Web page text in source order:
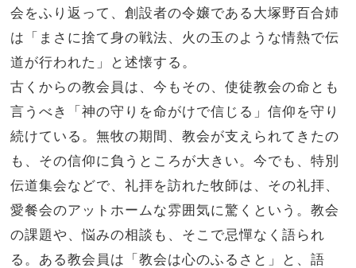
会をふり返って、創設者の令嬢である大塚野百合姉
は「まさに捨て身の戦法、火の玉のような情熱で伝
道が行われた」と述懐する。
古くからの教会員は、今もその、使徒教会の命とも
言うべき「神の守りを命がけで信じる」信仰を守り
続けている。無牧の期間、教会が支えられてきたの
も、その信仰に負うところが大きい。今でも、特別
伝道集会などで、礼拝を訪れた牧師は、その礼拝、
愛餐会のアットホームな雰囲気に驚くという。教会
の課題や、悩みの相談も、そこで忌憚なく語られ
る。ある教会員は「教会は心のふるさと」と、語